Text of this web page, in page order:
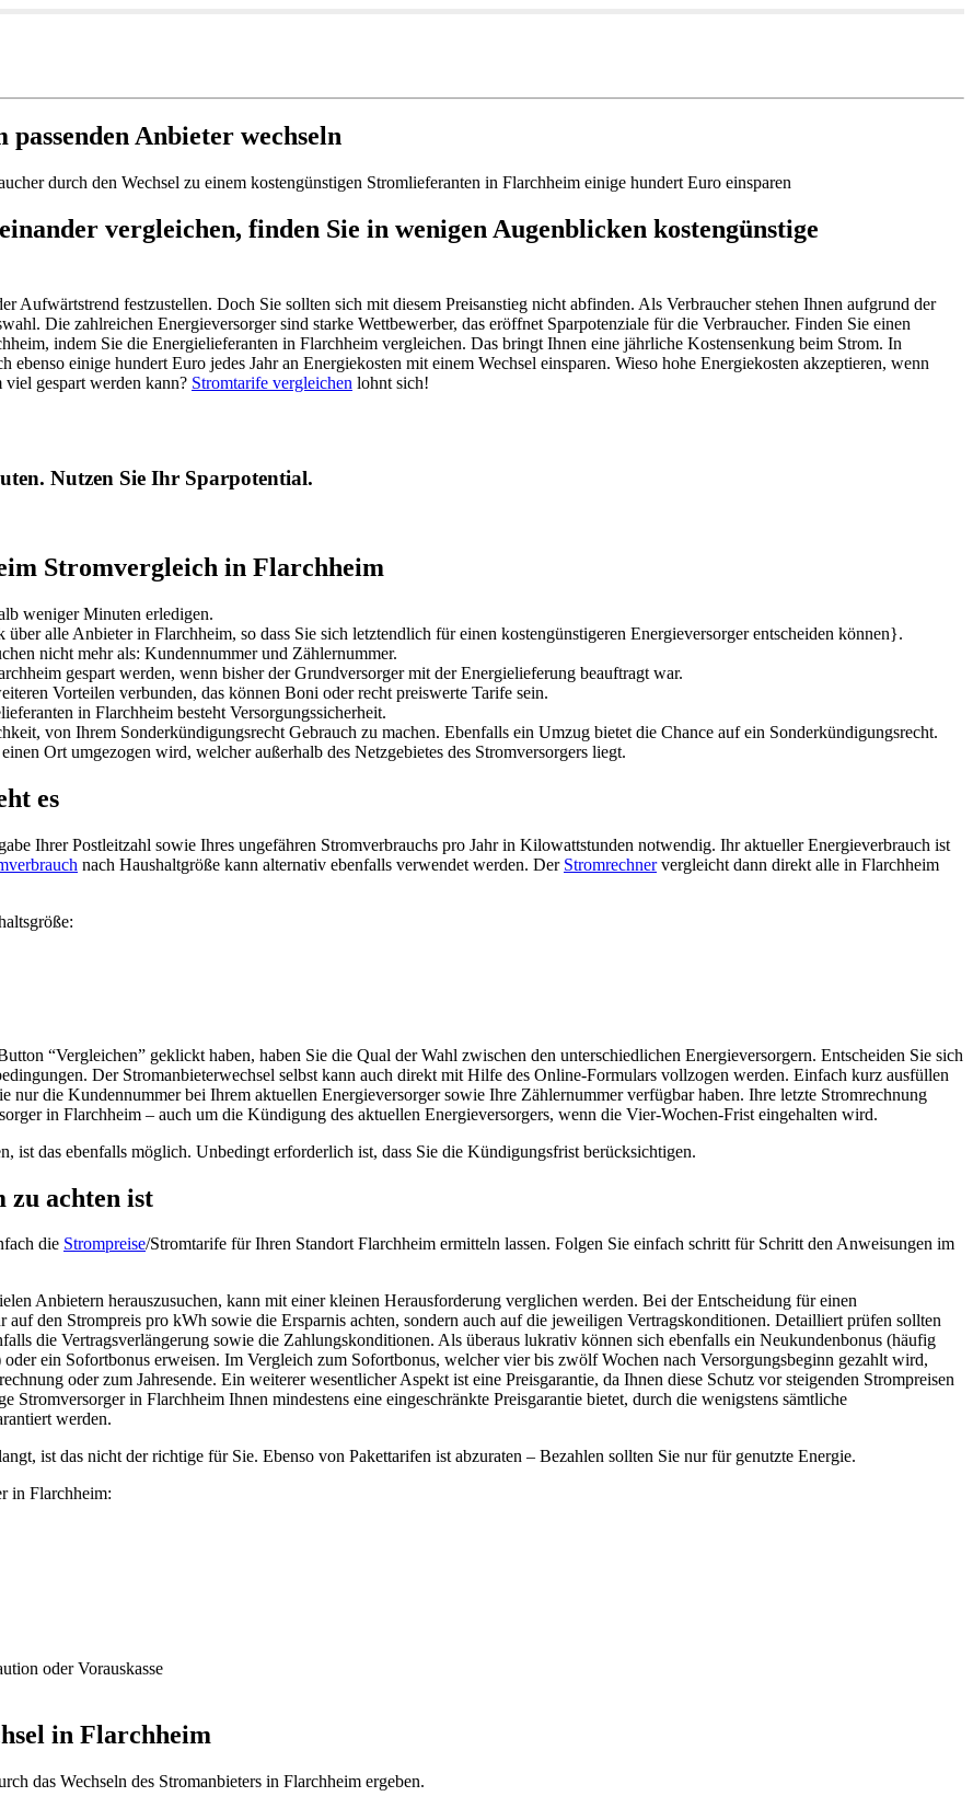
Anbieter wechseln
durch den Wechsel zu einem kostengünstigen Stromlieferanten in Flarchheim einige hundert Euro einsparen
vergleichen, finden Sie in wenigen Augenblicken kostengünstige
Aufwärtstrend festzustellen. Doch Sie sollten sich mit diesem Preisanstieg nicht abfinden. Als Verbraucher stehen Ihnen aufgrund der
Die zahlreichen Energieversorger sind starke Wettbewerber, das eröffnet Sparpotenziale für die Verbraucher. Finden Sie einen
indem Sie die Energielieferanten in Flarchheim vergleichen. Das bringt Ihnen eine jährliche Kostensenkung beim Strom. In
einige hundert Euro jedes Jahr an Energiekosten mit einem Wechsel einsparen. Wieso hohe Energiekosten akzeptieren, wenn
gespart werden kann? Stromtarife vergleichen lohnt sich!
Nutzen Sie Ihr Sparpotential.
Stromvergleich in Flarchheim
weniger Minuten erledigen.
alle Anbieter in Flarchheim, so dass Sie sich letztendlich für einen kostengünstigeren Energieversorger entscheiden können}.
nicht mehr als: Kundennummer und Zählernummer.
gespart werden, wenn bisher der Grundversorger mit der Energielieferung beauftragt war.
Vorteilen verbunden, das können Boni oder recht preiswerte Tarife sein.
in Flarchheim besteht Versorgungssicherheit.
von Ihrem Sonderkündigungsrecht Gebrauch zu machen. Ebenfalls ein Umzug bietet die Chance auf ein Sonderkündigungsrecht.
Ort umgezogen wird, welcher außerhalb des Netzgebietes des Stromversorgers liegt.
es
Ihrer Postleitzahl sowie Ihres ungefähren Stromverbrauchs pro Jahr in Kilowattstunden notwendig. Ihr aktueller Energieverbrauch ist
nach Haushaltgröße kann alternativ ebenfalls verwendet werden. Der Stromrechnervergleicht dann direkt alle in Flarchheim
“Vergleichen” geklickt haben, haben Sie die Qual der Wahl zwischen den unterschiedlichen Energieversorgern. Entscheiden Sie sich
Der Stromanbieterwechsel selbst kann auch direkt mit Hilfe des Online-Formulars vollzogen werden. Einfach kurz ausfüllen
nur die Kundennummer bei Ihrem aktuellen Energieversorger sowie Ihre Zählernummer verfügbar haben. Ihre letzte Stromrechnung
in Flarchheim – auch um die Kündigung des aktuellen Energieversorgers, wenn die Vier-Wochen-Frist eingehalten wird.
ist das ebenfalls möglich. Unbedingt erforderlich ist, dass Sie die Kündigungsfrist berücksichtigen.
achten ist
die Strompreise/Stromtarife für Ihren Standort Flarchheim ermitteln lassen. Folgen Sie einfach schritt für Schritt den Anweisungen im
Anbietern herauszusuchen, kann mit einer kleinen Herausforderung verglichen werden. Bei der Entscheidung für einen
den Strompreis pro kWh sowie die Ersparnis achten, sondern auch auf die jeweiligen Vertragskonditionen. Detailliert prüfen sollten
die Vertragsverlängerung sowie die Zahlungskonditionen. Als überaus lukrativ können sich ebenfalls ein Neukundenbonus (häufig
ein Sofortbonus erweisen. Im Vergleich zum Sofortbonus, welcher vier bis zwölf Wochen nach Versorgungsbeginn gezahlt wird,
oder zum Jahresende. Ein weiterer wesentlicher Aspekt ist eine Preisgarantie, da Ihnen diese Schutz vor steigenden Strompreisen
in Flarchheim Ihnen mindestens eine eingeschränkte Preisgarantie bietet, durch die wenigstens sämtliche
werden.
ist das nicht der richtige für Sie. Ebenso von Pakettarifen ist abzuraten – Bezahlen sollten Sie nur für genutzte Energie.
in Flarchheim:
oder Vorauskasse
in Flarchheim
das Wechseln des Stromanbieters in Flarchheim ergeben.